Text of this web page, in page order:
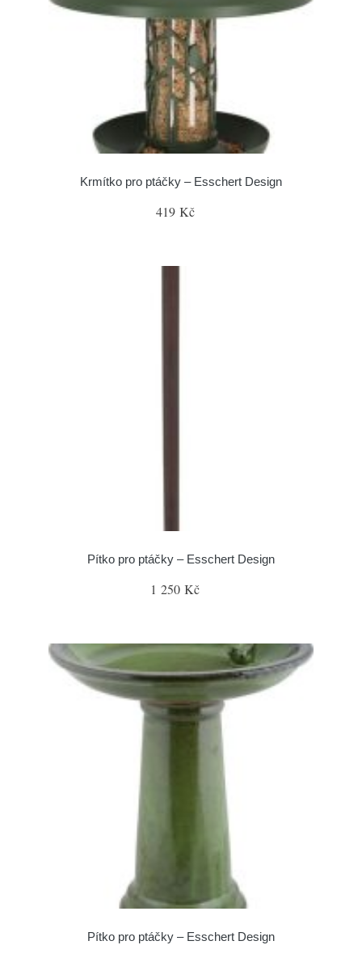
Krmítko pro ptáčky – Esschert Design
419 Kč
Pítko pro ptáčky – Esschert Design
1 250 Kč
Pítko pro ptáčky – Esschert Design